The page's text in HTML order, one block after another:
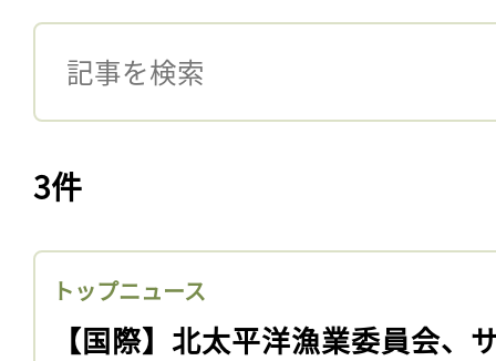
3件
トップニュース
【国際】北太平洋漁業委員会、